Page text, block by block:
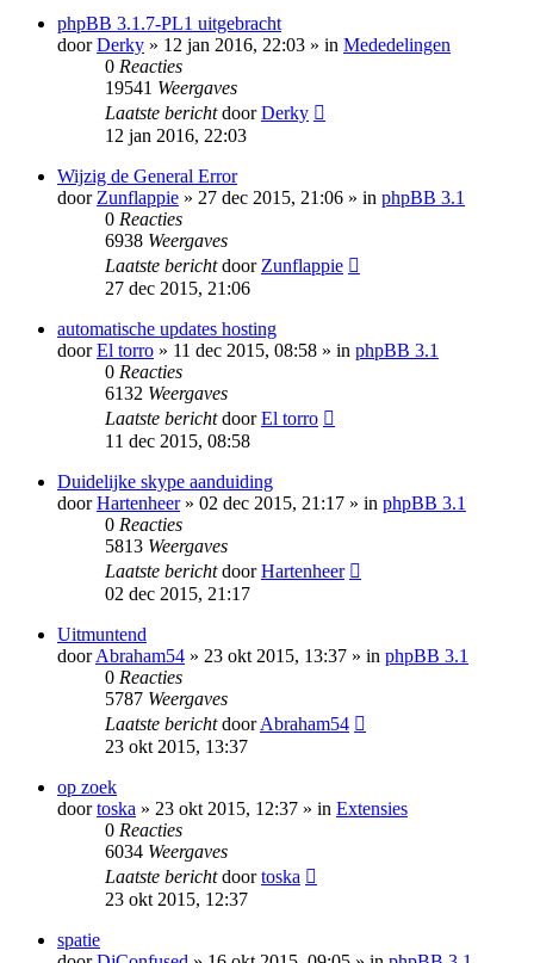
phpBB 3.1.7-PL1 uitgebracht
doorDerky » 12 jan 2016, 22:03 » in Mededelingen
0 Reacties
19541 Weergaves
Laatste berichtdoorDerky
12 jan 2016, 22:03
Wijzig de General Error
doorZunflappie » 27 dec 2015, 21:06 » in phpBB 3.1
0 Reacties
6938 Weergaves
Laatste berichtdoorZunflappie
27 dec 2015, 21:06
automatische updates hosting
doorEl torro » 11 dec 2015, 08:58 » in phpBB 3.1
0 Reacties
6132 Weergaves
Laatste berichtdoorEl torro
11 dec 2015, 08:58
Duidelijke skype aanduiding
doorHartenheer» 02 dec 2015, 21:17 » in phpBB 3.1
0 Reacties
5813 Weergaves
Laatste berichtdoorHartenheer
02 dec 2015, 21:17
Uitmuntend
doorAbraham54 » 23 okt 2015, 13:37 » in phpBB 3.1
0 Reacties
5787 Weergaves
Laatste berichtdoorAbraham54
23 okt 2015, 13:37
op zoek
doortoska » 23 okt 2015, 12:37 » in Extensies
0 Reacties
6034 Weergaves
Laatste berichtdoortoska
23 okt 2015, 12:37
spatie